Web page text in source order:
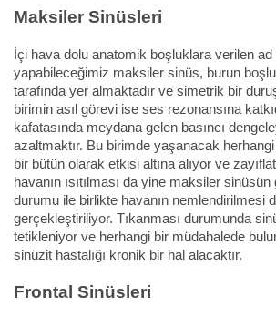
Maksiler Sinüsleri
İçi hava dolu anatomik boşluklara verilen ad
yapabileceğimiz maksiler sinüs, burun
tarafında yer almaktadır ve simetrik bir
birimin asıl görevi ise ses rezonansına
kafatasında meydana gelen basıncı
azaltmaktır. Bu birimde yaşanacak
bir bütün olarak etkisi altına alıyor ve
havanın ısıtılması da yine maksiler
durumu ile birlikte havanın nemlendirilmesi
gerçekleştiriliyor. Tıkanması durumunda
tetikleniyor ve herhangi bir müdahalede
sinüzit hastalığı kronik bir hal alacaktır.
Frontal Sinüsleri